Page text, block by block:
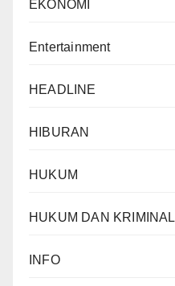
EKONOMI
Entertainment
HEADLINE
HIBURAN
HUKUM
HUKUM DAN KRIMINAL
INFO